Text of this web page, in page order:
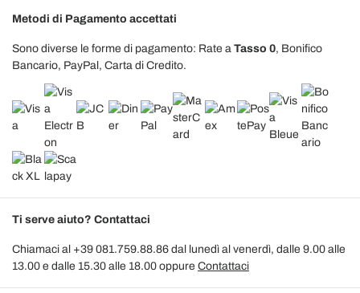
Metodi di Pagamento accettati
Sono diverse le forme di pagamento: Rate a Tasso 0, Bonifico
Bancario, PayPal, Carta di Credito.
Ti serve aiuto? Contattaci
Chiamaci al +39 081.759.88.86 dal lunedì al venerdì, dalle 9.00 alle
13.00 e dalle 15.30 alle 18.00 oppure Contattaci